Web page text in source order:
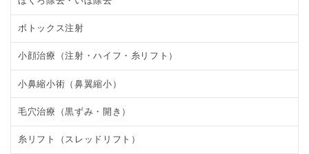
ボトックス注射
小顔治療（注射・ハイフ・糸リフト）
小鼻縮小術（鼻翼縮小）
毛穴治療（黒ずみ・開き）
糸リフト（スレッドリフト）